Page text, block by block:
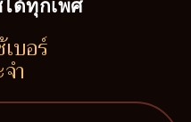
ได้ทุกเพศ
บอร์
ำ